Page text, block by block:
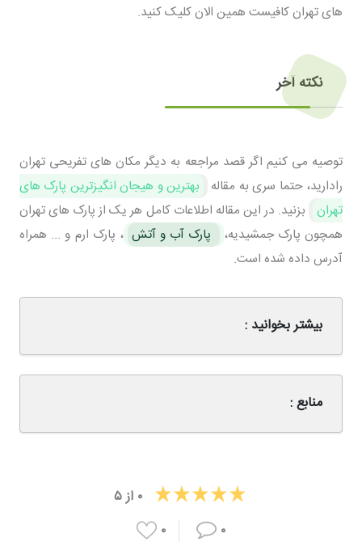
های تهران کافیست همین الان کلیک کنید.
نکته آخر
توصیه می کنیم اگر قصد مراجعه به دیگر مکان های تفریحی تهران
رادارید، حتما سری به مقاله
بهترین و هیجان انگیزترین پارک های
تهران بزنید. در این مقاله اطلاعات کامل هر یک از پارک های تهران
همچون پارک جمشیدیه،
پارک آب و آتش ، پارک ارم و ... همراه
آدرس داده شده است.
بیشتر بخوانید :
منابع :
۰ از۵
۰
۰